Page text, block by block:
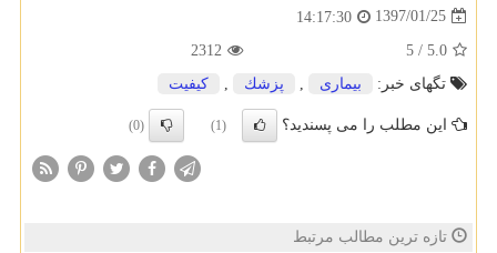
1397/01/25
14:17:30
5.0
/
5
2312
تگهای خبر:
بیماری پزشك كیفیت
این مطلب را می پسندید؟ (1)
(0)
تازه ترین مطالب مرتبط